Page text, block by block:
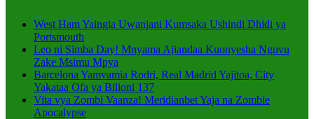
West Ham Yaingia Uwanjani Kumsaka Ushindi Dhidi ya
Portsmouth
Leo ni Simba Day! Mnyama Ajiandaa Kuonyesha Nguvu
Zake Msimu Mpya
Barcelona Yamvamia Rodri, Real Madrid Yajitoa, City
Yakataa Ofa ya Bilioni 137
Vita vya Zombi Vaanza! Meridianbet Yaja na Zombie
Apocalypse